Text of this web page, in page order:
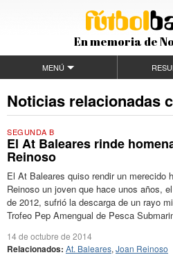
En memoria de
MENÚ
Noticias relacionadas
SEGUNDA B
El At Baleares rinde
Reinoso
El At Baleares quiso rendir un merecido
Reinoso un joven que hace unos años,
de 2012, sufrió la descarga de un rayo
Trofeo Pep Amengual de Pesca
14 de octubre de 2014
Relacionados: At. Baleares, Joan Reinoso